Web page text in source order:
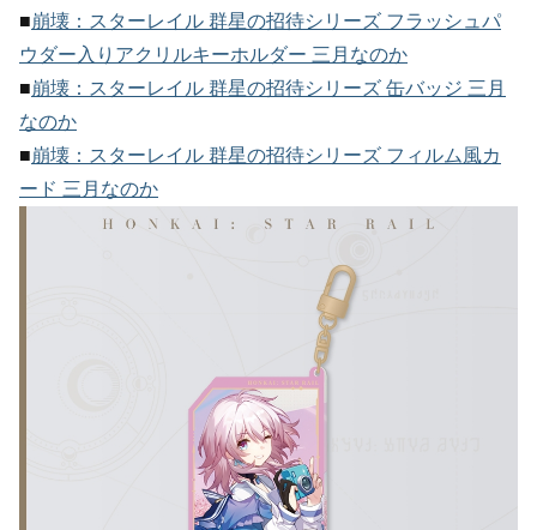
■崩壊：スターレイル 群星の招待シリーズ フラッシュパ
ウダー入りアクリルキーホルダー 三月なのか
■崩壊：スターレイル 群星の招待シリーズ 缶バッジ 三月
なのか
■崩壊：スターレイル 群星の招待シリーズ フィルム風カ
ード 三月なのか